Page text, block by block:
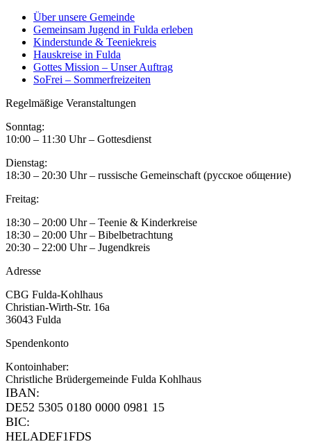
Über unsere Gemeinde
Gemeinsam Jugend in Fulda erleben
Kinderstunde & Teeniekreis
Hauskreise in Fulda
Gottes Mission – Unser Auftrag
SoFrei – Sommerfreizeiten
Regelmäßige Veranstaltungen
Sonntag:
10:00 – 11:30 Uhr – Gottesdienst
Dienstag:
18:30 – 20:30 Uhr – russische Gemeinschaft (русское общение)
Freitag:
18:30 – 20:00 Uhr – Teenie & Kinderkreise
18:30 – 20:00 Uhr – Bibelbetrachtung
20:30 – 22:00 Uhr – Jugendkreis
Adresse
CBG Fulda-Kohlhaus
Christian-Wirth-Str. 16a
36043 Fulda
Spendenkonto
Kontoinhaber:
Christliche Brüdergemeinde Fulda Kohlhaus
IBAN:
DE52 5305 0180 0000 0981 15
BIC:
HELADEF1FDS